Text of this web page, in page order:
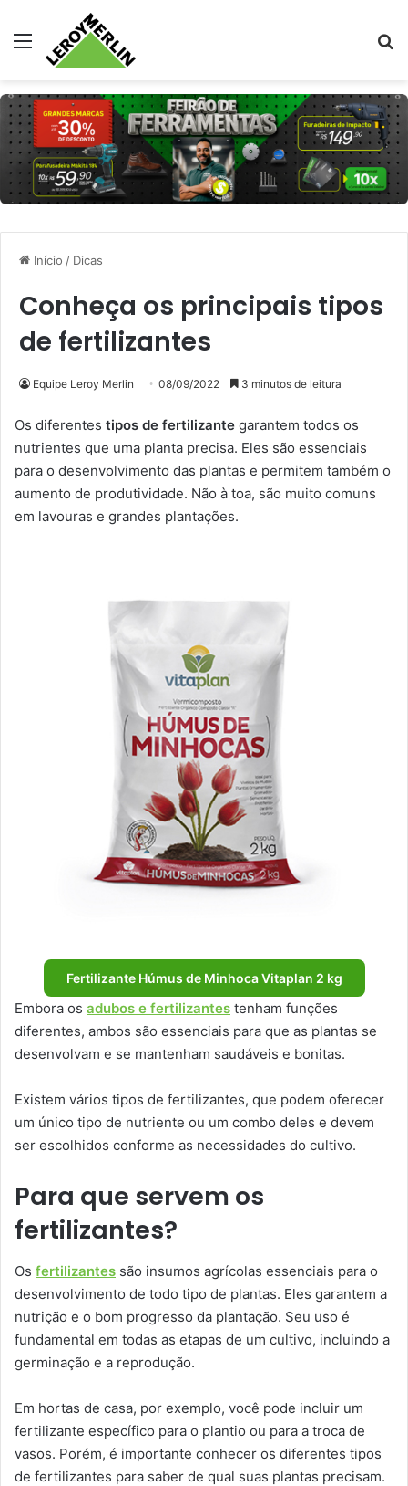
Menu
Início / Dicas
Conheça os principais tipos
de fertilizantes
Equipe Leroy Merlin 08/09/2022 3 minutos de leitura
Os diferentes tipos de fertilizante garantem todos os
nutrientes que uma planta precisa. Eles são essenciais
para o desenvolvimento das plantas e permitem também o
aumento de produtividade. Não à toa, são muito comuns
em lavouras e grandes plantações.
Fertilizante Húmus de Minhoca Vitaplan 2 kg
Embora os adubos e fertilizantes tenham funções
diferentes, ambos são essenciais para que as plantas se
desenvolvam e se mantenham saudáveis e bonitas.
Existem vários tipos de fertilizantes, que podem oferecer
um único tipo de nutriente ou um combo deles e devem
ser escolhidos conforme as necessidades do cultivo.
Para que servem os
fertilizantes?
Os fertilizantes são insumos agrícolas essenciais para o
desenvolvimento de todo tipo de plantas. Eles garantem a
nutrição e o bom progresso da plantação. Seu uso é
fundamental em todas as etapas de um cultivo, incluindo a
germinação e a reprodução.
Em hortas de casa, por exemplo, você pode incluir um
fertilizante específico para o plantio ou para a troca de
vasos. Porém, é importante conhecer os diferentes tipos
de fertilizantes para saber de qual suas plantas precisam.